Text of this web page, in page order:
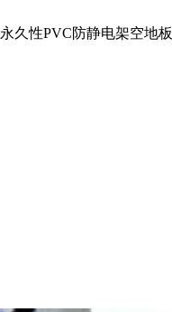
永久性PVC防静电架空地板